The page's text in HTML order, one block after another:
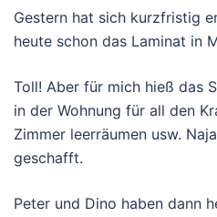
Gestern hat sich kurzfristig
heute schon das Laminat in
Toll! Aber für mich hieß das
in der Wohnung für all den
Zimmer leerräumen usw.
geschafft.
Peter und Dino haben dann